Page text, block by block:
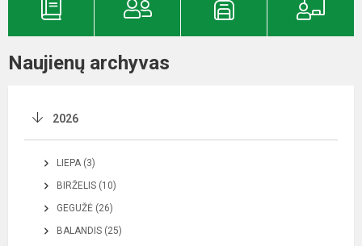
Naujienų archyvas
2026
LIEPA (3)
BIRŽELIS (10)
GEGUŽĖ (26)
BALANDIS (25)